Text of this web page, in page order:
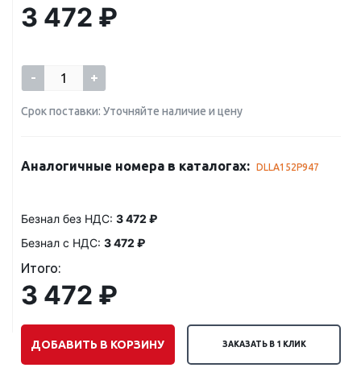
3 472 ₽
- +
Срок поставки: Уточняйте наличие и цену
Аналогичные номера в каталогах: DLLA152P947
Безнал без НДС: 3 472 ₽
Безнал с НДС: 3 472 ₽
Итого:
3 472 ₽
ДОБАВИТЬ В КОРЗИНУ ЗАКАЗАТЬ В 1 КЛИК